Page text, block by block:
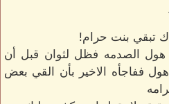
تبقي بنت حرام!
الصدمه فظل لثوان قبل أن
ففاجأه الاخير بأن القي بعض